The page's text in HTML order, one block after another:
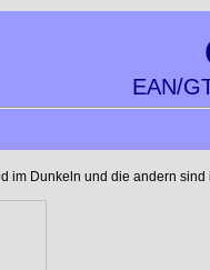
EAN/
im Dunkeln und die andern